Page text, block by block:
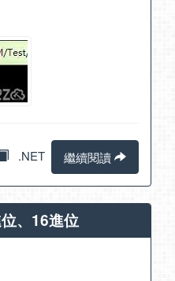
.NET 繼續閱讀
、16進位